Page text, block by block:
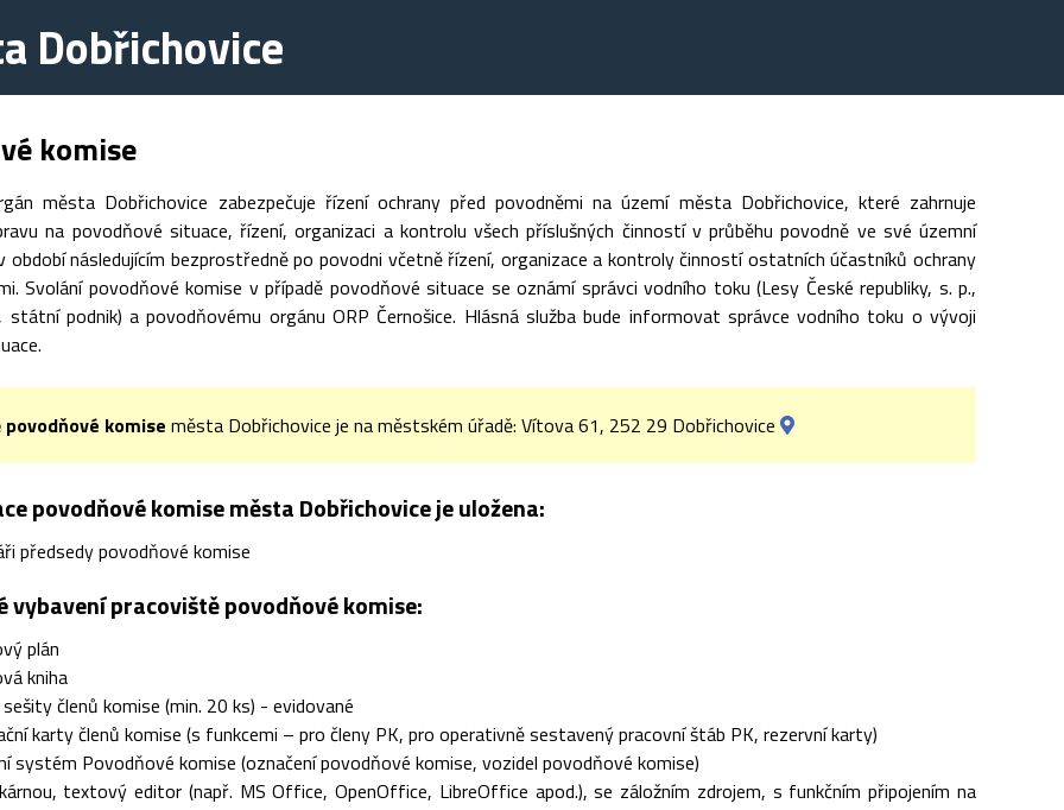
Dobřichovice
komise
města Dobřichovice zabezpečuje řízení ochrany před povodněmi na území města Dobřichovice, které zahrnuje
na povodňové situace, řízení, organizaci a kontrolu všech příslušných činností v průběhu povodně ve své územní
období následujícím bezprostředně po povodni včetně řízení, organizace a kontroly činností ostatních účastníků ochrany
Svolání povodňové komise v případě povodňové situace se oznámí správci vodního toku (Lesy České republiky, s. p.,
státní podnik) a povodňovému orgánu ORP Černošice. Hlásná služba bude informovat správce vodního toku o vývoji
komise města Dobřichovice je na městském úřadě: Vítova 61, 252 29 Dobřichovice
povodňové komise města Dobřichovice je uložena:
předsedy povodňové komise
vybavení pracoviště povodňové komise:
plán
kniha
členů komise (min. 20 ks) - evidované
karty členů komise (s funkcemi – pro členy PK, pro operativně sestavený pracovní štáb PK, rezervní karty)
systém Povodňové komise (označení povodňové komise, vozidel povodňové komise)
textový editor (např. MS Office, OpenOffice, LibreOffice apod.), se záložním zdrojem, s funkčním připojením na